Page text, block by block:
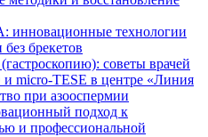
инновационные технологии
брекетов
советы врачей
micro-TESE в центре «Линия
при азооспермии
подход к
и профессиональной